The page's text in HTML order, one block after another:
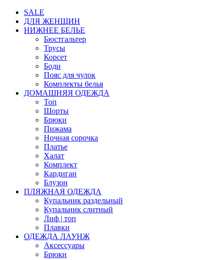
SALE
ДЛЯ ЖЕНЩИН
НИЖНЕЕ БЕЛЬЕ
Бюстгальтер
Трусы
Корсет
Боди
Пояс для чулок
Комплекты белья
ДОМАШНЯЯ ОДЕЖДА
Топ
Шорты
Брюки
Пижама
Ночная сорочка
Платье
Халат
Комплект
Кардиган
Блузон
ПЛЯЖНАЯ ОДЕЖДА
Купальник раздельный
Купальник слитный
Лиф | топ
Плавки
ОДЕЖДА ЛАУНЖ
Аксессуары
Брюки